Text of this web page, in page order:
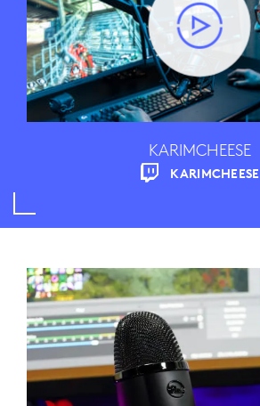
KARIMCHEESE
KARIMCHEESE